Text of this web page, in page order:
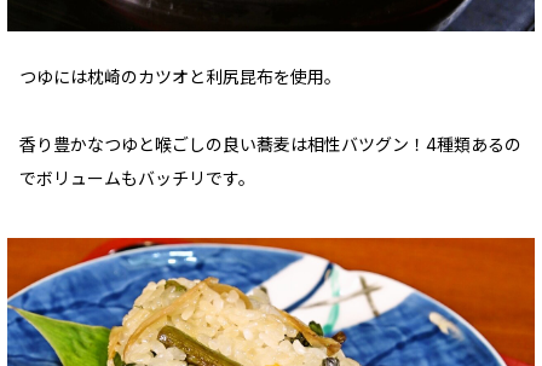
つゆには枕崎のカツオと利尻昆布を使用。
香り豊かなつゆと喉ごしの良い蕎麦は相性バツグン！4種類あるの
でボリュームもバッチリです。